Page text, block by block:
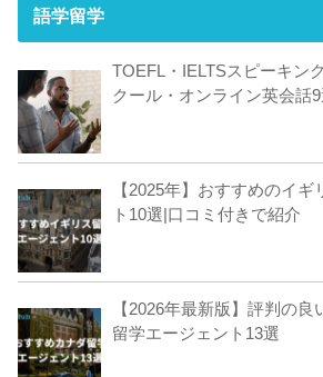
語学留学
TOEFL・IELTSスピーキン
クール・オンライン英会話9
【2025年】おすすめのイ
ト10選|口コミ付きで紹介
【2026年最新版】評判の
留学エージェント13選